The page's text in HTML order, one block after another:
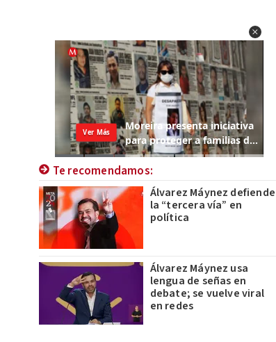
Te recomendamos:
Álvarez Máynez defiende
la “tercera vía” en
política
Álvarez Máynez usa
lengua de señas en
debate; se vuelve viral
en redes